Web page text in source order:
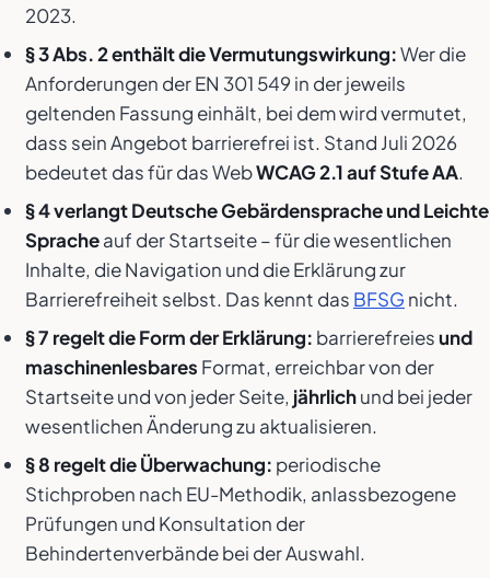
2023.
§ 3 Abs. 2 enthält die Vermutungswirkung:Wer die
Anforderungen der EN 301 549 in der jeweils
geltenden Fassung einhält, bei dem wird vermutet,
dass sein Angebot barrierefrei ist. Stand Juli 2026
bedeutet das für das WebWCAG 2.1 auf Stufe AA.
§ 4 verlangt Deutsche Gebärdensprache und Leichte
Spracheauf der Startseite – für die wesentlichen
Inhalte, die Navigation und die Erklärung zur
Barrierefreiheit selbst. Das kennt das BFSG nicht.
§ 7 regelt die Form der Erklärung: barrierefreiesund
maschinenlesbares Format, erreichbar von der
Startseite und von jeder Seite, jährlichund bei jeder
wesentlichen Änderung zu aktualisieren.
§ 8 regelt die Überwachung: periodische
Stichproben nach EU-Methodik, anlassbezogene
Prüfungen und Konsultation der
Behindertenverbände bei der Auswahl.